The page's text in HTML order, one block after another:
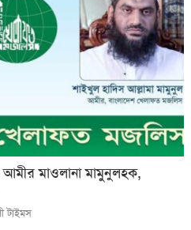
মাওলানা মামুনুলহক,
টাইমস